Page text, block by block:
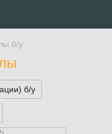
б/у
б/у